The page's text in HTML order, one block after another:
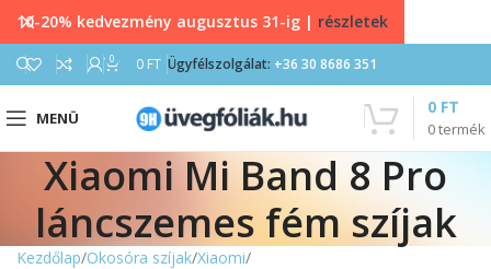
0 0 FT Ügyfélszolgálat: +36 30 8686 351
MENÜ
0termék
0 FT
Xiaomi Mi Band 8 Pro
láncszemes fém szíjak
Kezdőlap Okosóra szíjak Xiaomi
10-20% kedvezmény augusztus 31-ig | részletek